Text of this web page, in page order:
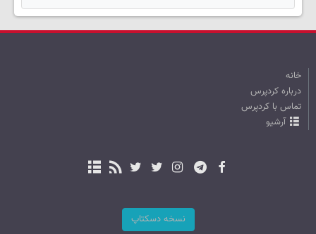
خانه
درباره کردپرس
تماس با کردپرس
آرشیو
نسخه دسکتاپ